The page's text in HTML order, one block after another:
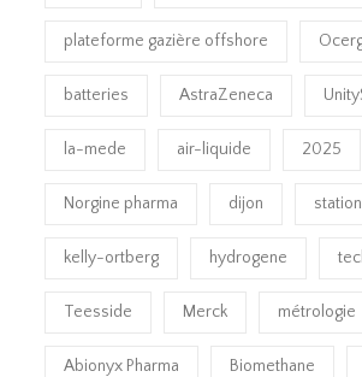
plateforme gazière offshore
batteries AstraZeneca
la-mede air-liquide 2025
Norgine pharma dijon
kelly-ortberg hydrogene
Teesside Merck métrologie
Abionyx Pharma Biomethane